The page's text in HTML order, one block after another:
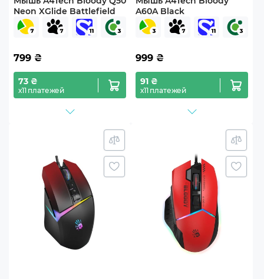
Neon XGlide Battlefield
799 ₴
73 ₴
х11 платежей
A60A Black
999 ₴
91 ₴
х11 платежей